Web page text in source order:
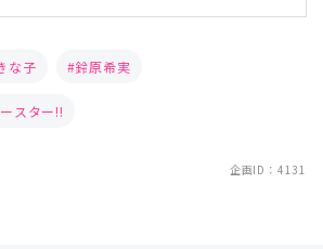
な子 鈴原希実
スター!!
企画ID：4131